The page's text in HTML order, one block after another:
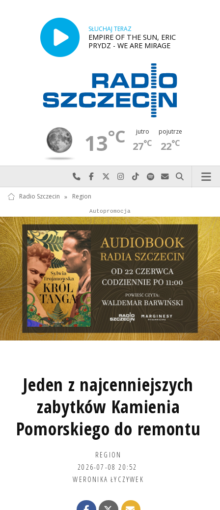
SŁUCHAJ TERAZ
EMPIRE OF THE SUN, ERIC
PRYDZ - WE ARE MIRAGE
13°C jutro
27°C
pojutrze
22°C
Najlepiej po prostu do nas zadzwoń
Odwiedź nas na Facebook-u
Odwiedź nas na X
Odwiedź nas na Instagram-ie
Odwiedź nas na TikTok-u
Szukaj nas na Spotify
Wyślij do nas
Szukaj
Radio Szczecin » Region
Reklama
Autopromocja
Jeden z najcenniejszych
zabytków Kamienia
Pomorskiego do remontu
REGION
2026-07-08 20:52
WERONIKA ŁYCZYWEK